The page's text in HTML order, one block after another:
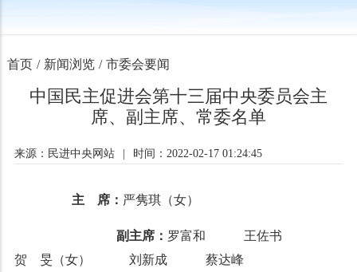
首页 / 新闻浏览 / 市委会要闻
中国民主促进会第十三届中央委员会主
席、副主席、常委名单
来源：民进中央网站 时间：2022-02-17 01:24:45
主 席： 严隽琪（女）
副主席： 罗富和 王佐书
贺 旻（女） 刘新成 蔡达峰